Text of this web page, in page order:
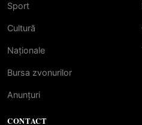
Sport
Cultură
Naționale
Bursa zvonurilor
Anunțuri
CONTACT